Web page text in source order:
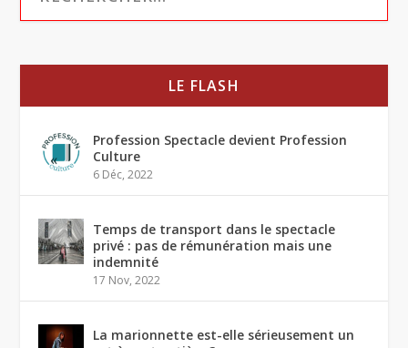
LE FLASH
Profession Spectacle devient Profession
Culture
6 Déc, 2022
Temps de transport dans le spectacle
privé : pas de rémunération mais une
indemnité
17 Nov, 2022
La marionnette est-elle sérieusement un